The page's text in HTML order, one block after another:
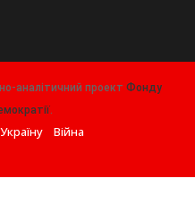
аналітичний проект Фонду
.
Війна